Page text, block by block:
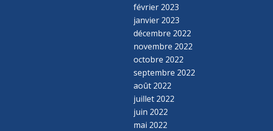
février 2023
janvier 2023
décembre 2022
novembre 2022
octobre 2022
septembre 2022
août 2022
juillet 2022
juin 2022
mai 2022